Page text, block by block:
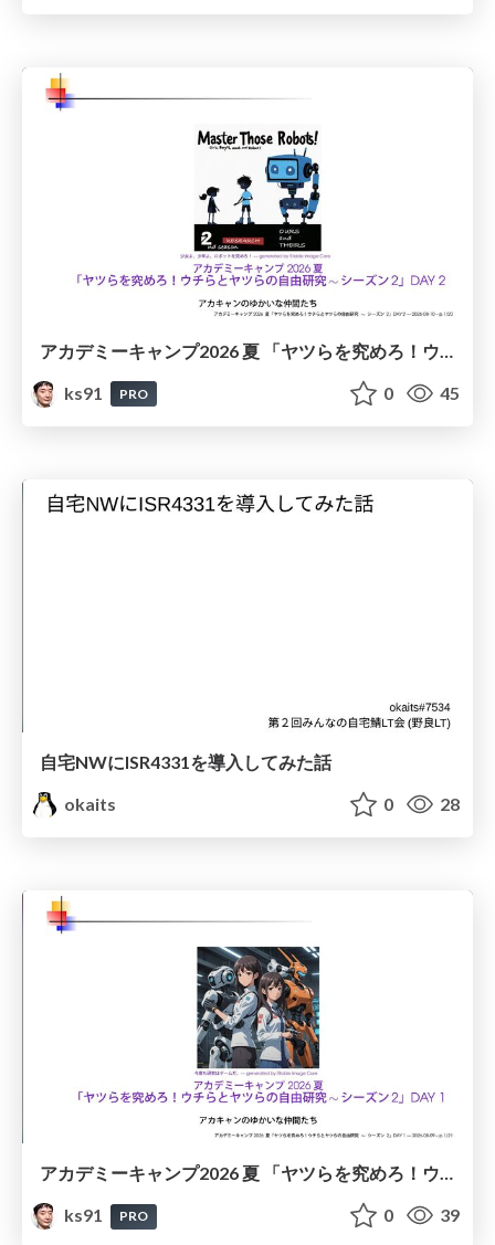
ks91
PRO 0 45
自宅NWにISR4331を導入してみた話
okaits
0 28
アカデミーキャンプ2026 夏 「ヤツらを究めろ！ウチらとヤツらの自由研究∼ シーズン2」DAY 1 / Academy Camp 2026 Summer: Master Them! Our Independent Research Project with Them—Season 2 DAY1
ks91
PRO 0 39